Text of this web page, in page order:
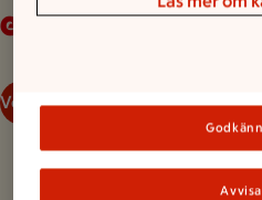
erbjudanden
Veckans reklamblad